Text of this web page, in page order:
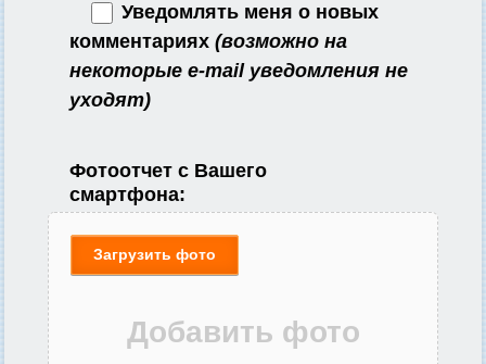
Уведомлять меня о новых
комментариях (возможно на
некоторые e-mail уведомления не
уходят)
Фотоотчет с Вашего
смартфона:
Загрузить фото